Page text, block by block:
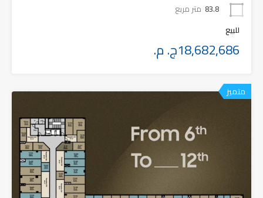
83.8 متر مربع
للبيع
18,682,686ج. م.
متميز